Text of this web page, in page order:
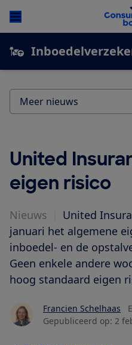
United
eigen risico
Nieuws
United
januari het algemene
inboedel- en de
Geen enkele andere
hoog standaard eigen
Francien Schelhaas
Gepubliceerd op: 2
Meer nieuws